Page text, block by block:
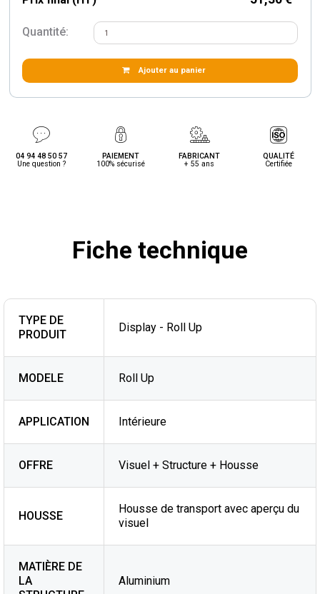
Quantité:
Ajouter au panier
04 94 48 50 57
Une question ?
PAIEMENT
100% sécurisé
FABRICANT
+ 55 ans
QUALITÉ
Certifiée
Fiche technique
TYPE DE
PRODUIT
Display - Roll Up
MODELE Roll Up
APPLICATION Intérieure
OFFRE Visuel + Structure + Housse
HOUSSE
Housse de transport avec aperçu du
visuel
MATIÈRE DE
LA
Aluminium